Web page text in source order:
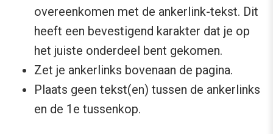
overeenkomen met de ankerlink-tekst. Dit
heeft een bevestigend karakter dat je op
het juiste onderdeel bent gekomen.
Zet je ankerlinks bovenaan de pagina.
Plaats geen tekst(en) tussen de ankerlinks
en de 1e tussenkop.